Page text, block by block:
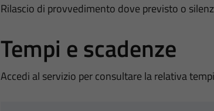
Rilascio di provvedimento dove previsto o
Tempi e scadenze
Accedi al servizio per consultare la relativa